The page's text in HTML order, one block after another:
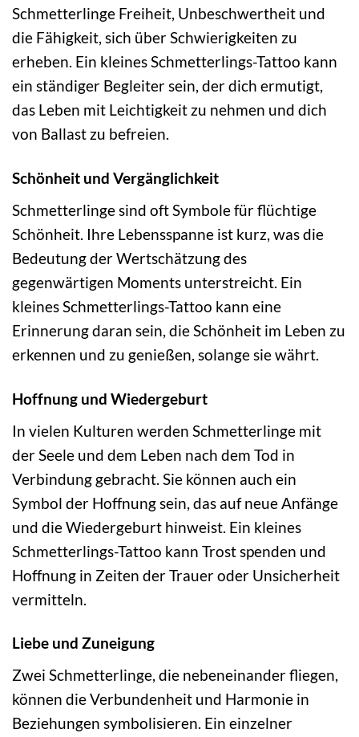
Schmetterlinge Freiheit, Unbeschwertheit und
die Fähigkeit, sich über Schwierigkeiten zu
erheben. Ein kleines Schmetterlings-Tattoo kann
ein ständiger Begleiter sein, der dich ermutigt,
das Leben mit Leichtigkeit zu nehmen und dich
von Ballast zu befreien.
Schönheit und Vergänglichkeit
Schmetterlinge sind oft Symbole für flüchtige
Schönheit. Ihre Lebensspanne ist kurz, was die
Bedeutung der Wertschätzung des
gegenwärtigen Moments unterstreicht. Ein
kleines Schmetterlings-Tattoo kann eine
Erinnerung daran sein, die Schönheit im Leben zu
erkennen und zu genießen, solange sie währt.
Hoffnung und Wiedergeburt
In vielen Kulturen werden Schmetterlinge mit
der Seele und dem Leben nach dem Tod in
Verbindung gebracht. Sie können auch ein
Symbol der Hoffnung sein, das auf neue Anfänge
und die Wiedergeburt hinweist. Ein kleines
Schmetterlings-Tattoo kann Trost spenden und
Hoffnung in Zeiten der Trauer oder Unsicherheit
vermitteln.
Liebe und Zuneigung
Zwei Schmetterlinge, die nebeneinander fliegen,
können die Verbundenheit und Harmonie in
Beziehungen symbolisieren. Ein einzelner